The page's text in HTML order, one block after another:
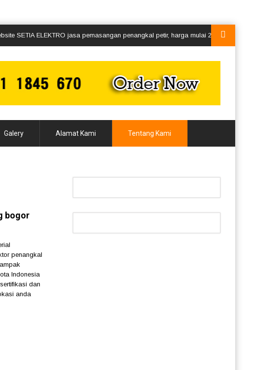
SETIA ELEKTRO jasa pemasangan penangkal petir, harga mulai 2jutaan segera hubungi
Galery Alamat Kami Tentang Kami
bogor
penangkal
Indonesia
dan
anda